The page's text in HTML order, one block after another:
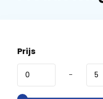
Prijs
-